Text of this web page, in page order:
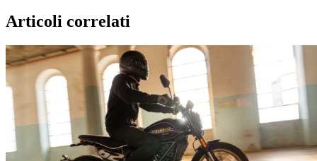
Articoli correlati